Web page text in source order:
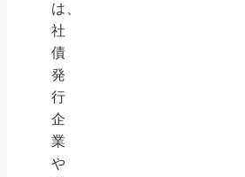
は、
社
債
発
行
企
業
や